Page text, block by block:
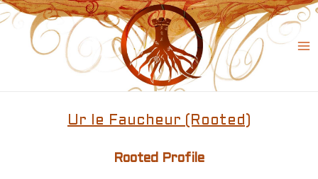
Skip
to
content
Ur le Faucheur (Rooted)
Rooted Profile